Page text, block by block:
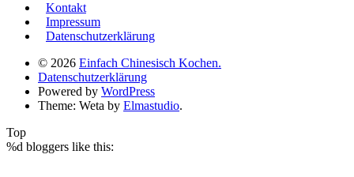
Kontakt
Impressum
Datenschutzerklärung
© 2026 Einfach Chinesisch Kochen.
Datenschutzerklärung
Powered by WordPress
Theme: Weta by Elmastudio.
Top
%d bloggers like this: